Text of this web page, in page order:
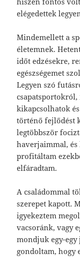
elégedettek
Mindemellett a
életemnek.
időt edzésekre,
egészségemet
Legyen szó
kikapcsolhatok
történő fejlődést
legtöbbször
haverjaimmal,
profitáltam
elfáradtam.
A családommal
szerepet kapott.
igyekeztem
vacsoránk, vagy
mondjuk egy-
gondoltam, hogy